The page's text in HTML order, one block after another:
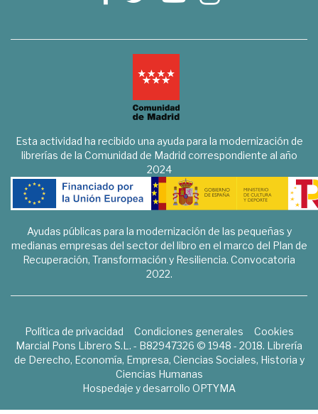
Esta actividad ha recibido una ayuda para la modernización de
librerías de la Comunidad de Madrid correspondiente al año
2024
Ayudas públicas para la modernización de las pequeñas y
medianas empresas del sector del libro en el marco del Plan de
Recuperación, Transformación y Resiliencia. Convocatoria
2022.
Política de privacidad Condiciones generales
Cookies
Marcial Pons Librero S.L. - B82947326 © 1948 - 2018. Librería
de Derecho, Economía, Empresa, Ciencias Sociales, Historia y
Ciencias Humanas
Hospedaje y desarrollo OPTYMA